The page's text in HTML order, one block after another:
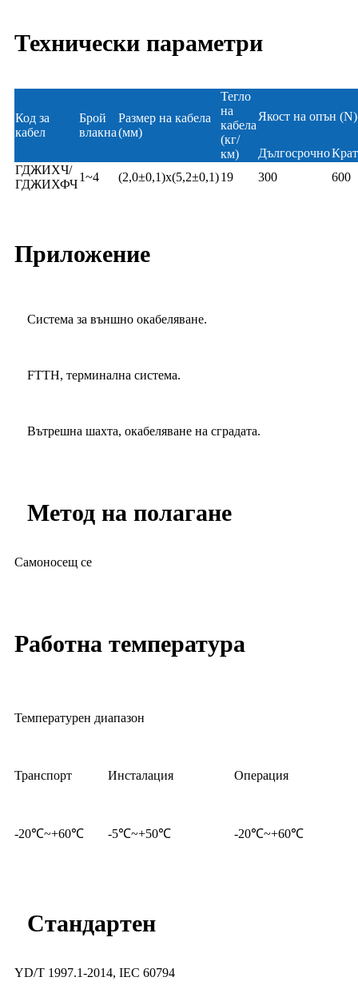
Технически параметри
Код за
кабел
Брой
влакна
Размер на кабела
(мм)
Тегло
на
кабела
(кг/
км)
Якост на опън (N)
Дългосрочно
ГДЖИХЧ/
ГДЖИХФЧ
1~4 (2,0±0,1)x(5,2±0,1)19 300 600
Приложение
Система за външно окабеляване.
FTTH, терминална система.
Вътрешна шахта, окабеляване на сградата.
Метод на полагане
Самоносещ се
Работна температура
Температурен диапазон
Транспорт Инсталация Операция
-20℃~+60℃ -5℃~+50℃ -20℃~+60℃
Стандартен
YD/T 1997.1-2014, IEC 60794